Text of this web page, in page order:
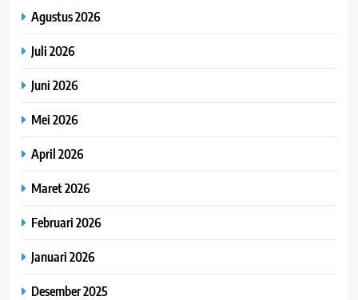
Agustus 2026
Juli 2026
Juni 2026
Mei 2026
April 2026
Maret 2026
Februari 2026
Januari 2026
Desember 2025